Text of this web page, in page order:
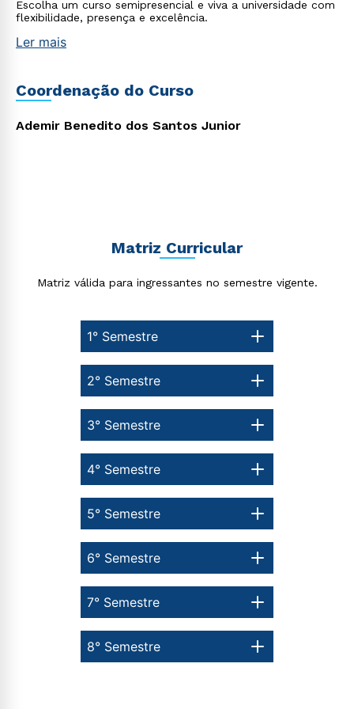
Escolha um curso semipresencial e viva a universidade com
flexibilidade, presença e excelência.
Ler mais
Coordenação do Curso
Ademir Benedito dos Santos Junior
Matriz Curricular
Matriz válida para ingressantes no semestre vigente.
1° Semestre
8° Semestre
7° Semestre
6° Semestre
5° Semestre
4° Semestre
3° Semestre
2° Semestre
Estou de acordo com a Política de Privacidade.
autorizo que meus dados sejam utilizados para o
envio de conteúdos da Cruzeiro do Sul.